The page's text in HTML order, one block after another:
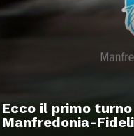
Ecco il primo
Manfredonia-